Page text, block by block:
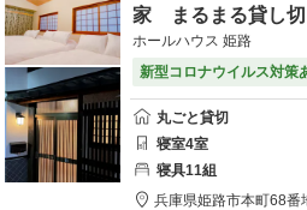
家 まるまる貸し
ホールハウス 姫路
新型コロナウイルス対策
丸ごと貸切
寝室4室
寝具11組
兵庫県姫路市本町68番